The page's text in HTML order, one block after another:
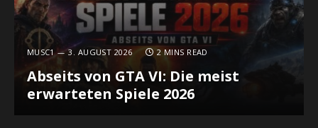
MUSC1 3. AUGUST 2026 2 MINS READ
Abseits von GTA VI: Die meist
erwarteten Spiele 2026